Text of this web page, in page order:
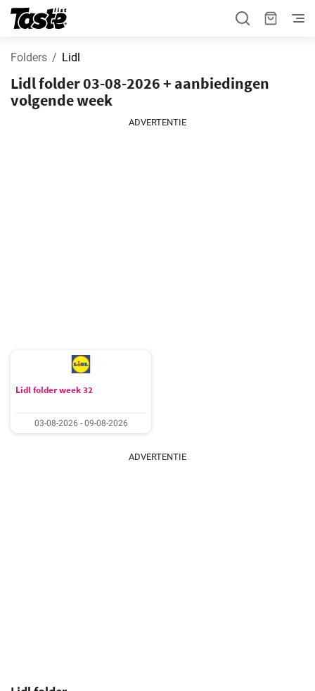
Folders Lidl
Lidl folder 03-08-2026 + aanbiedingen
volgende week
ADVERTENTIE
Lidl folder week 32
03-08-2026 - 09-08-2026
ADVERTENTIE